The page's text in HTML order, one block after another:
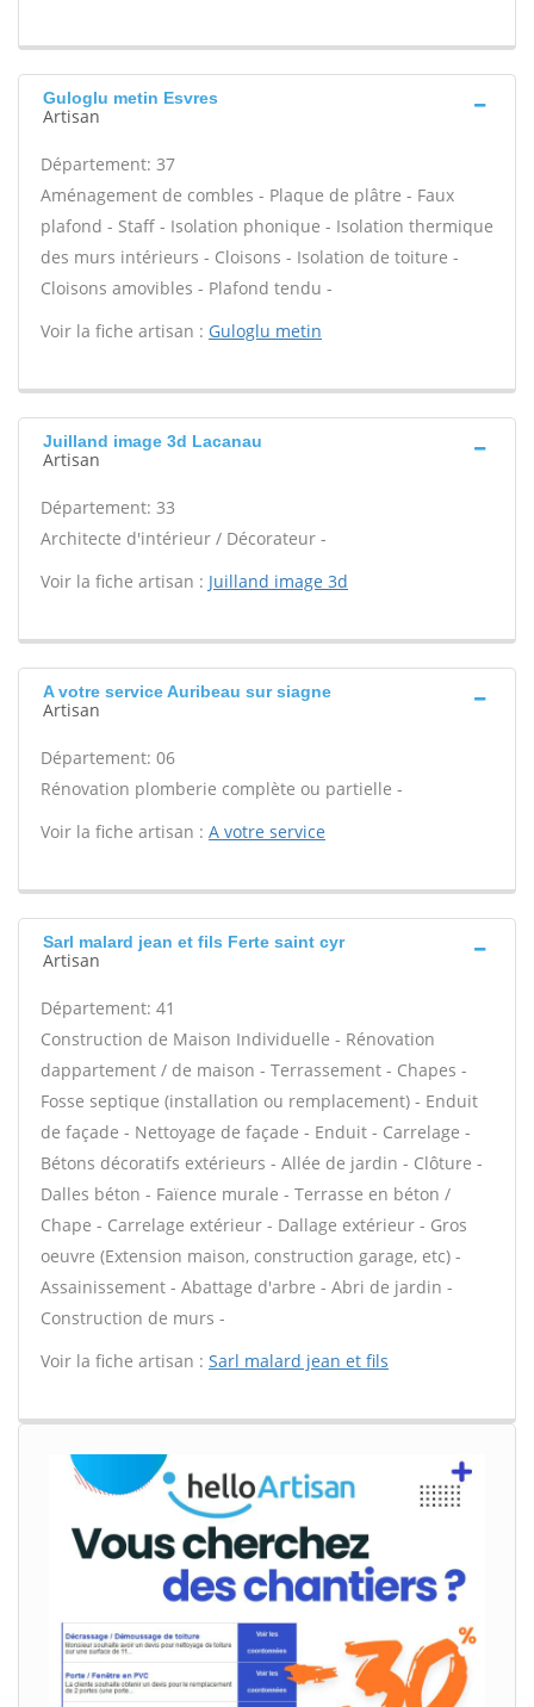
Guloglu metin Esvres
Artisan
Département: 37
Aménagement de combles - Plaque de plâtre - Faux
plafond - Staff - Isolation phonique - Isolation thermique
des murs intérieurs - Cloisons - Isolation de toiture -
Cloisons amovibles - Plafond tendu -
Voir la fiche artisan : Guloglu metin
Juilland image 3d Lacanau
Artisan
Département: 33
Architecte d'intérieur / Décorateur -
Voir la fiche artisan : Juilland image 3d
A votre service Auribeau sur siagne
Artisan
Département: 06
Rénovation plomberie complète ou partielle -
Voir la fiche artisan : A votre service
Sarl malard jean et fils Ferte saint cyr
Artisan
Département: 41
Construction de Maison Individuelle - Rénovation
dappartement / de maison - Terrassement - Chapes -
Fosse septique (installation ou remplacement) - Enduit
de façade - Nettoyage de façade - Enduit - Carrelage -
Bétons décoratifs extérieurs - Allée de jardin - Clôture -
Dalles béton - Faïence murale - Terrasse en béton /
Chape - Carrelage extérieur - Dallage extérieur - Gros
oeuvre (Extension maison, construction garage, etc) -
Assainissement - Abattage d'arbre - Abri de jardin -
Construction de murs -
Voir la fiche artisan : Sarl malard jean et fils